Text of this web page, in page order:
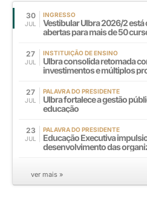
30
JUL
INGRESSO
Vestibular Ulbra 2026/2
abertas para mais de 50
27
JUL
INSTITUIÇÃO DE ENSINO
Ulbra consolida retomada
investimentos e múltiplos
27
JUL
PALAVRA DO PRESIDENTE
Ulbra fortalece a gestão
educação
23
JUL
PALAVRA DO PRESIDENTE
Educação Executiva
desenvolvimento das
ver mais »